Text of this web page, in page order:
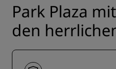
Park Plaza
den